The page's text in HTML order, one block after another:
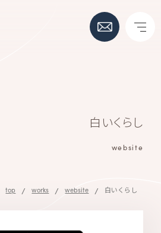
白いくらし
website
top / works / website / 白いくらし